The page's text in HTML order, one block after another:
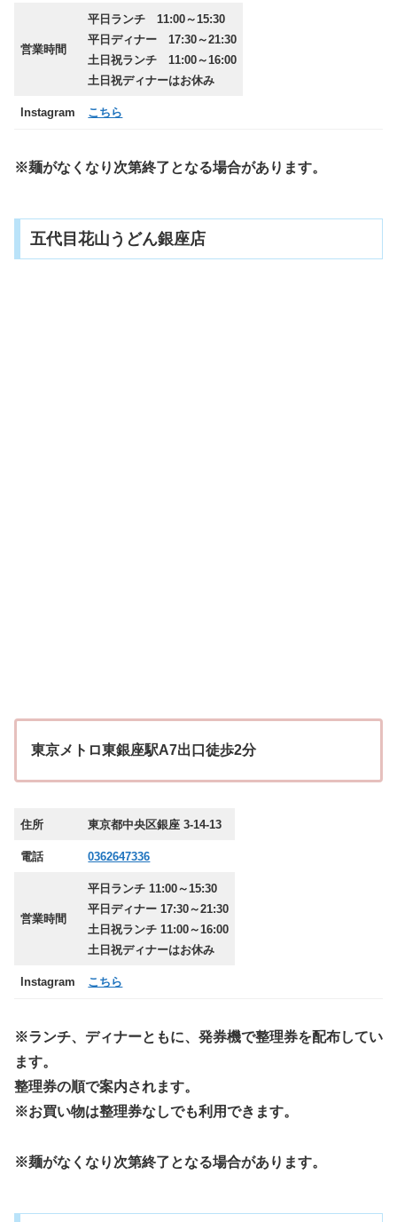
営業時間
平日ランチ 11:00～15:30
平日ディナー 17:30～21:30
土日祝ランチ 11:00～16:00
土日祝ディナーはお休み
Instagram こちら
※麺がなくなり次第終了となる場合があります。
五代目花山うどん銀座店
東京メトロ東銀座駅A7出口徒歩2分
住所 東京都中央区銀座 3-14-13
電話 0362647336
営業時間
平日ランチ 11:00～15:30
平日ディナー 17:30～21:30
土日祝ランチ 11:00～16:00
土日祝ディナーはお休み
Instagram こちら
※ランチ、ディナーともに、発券機で整理券を配布してい
ます。
整理券の順で案内されます。
※お買い物は整理券なしでも利用できます。
※麺がなくなり次第終了となる場合があります。